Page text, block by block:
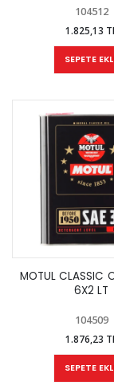
104512
1.825,13
SEPETE
MOTUL CLASSIC
6X2 LT
104509
1.876,23
SEPETE